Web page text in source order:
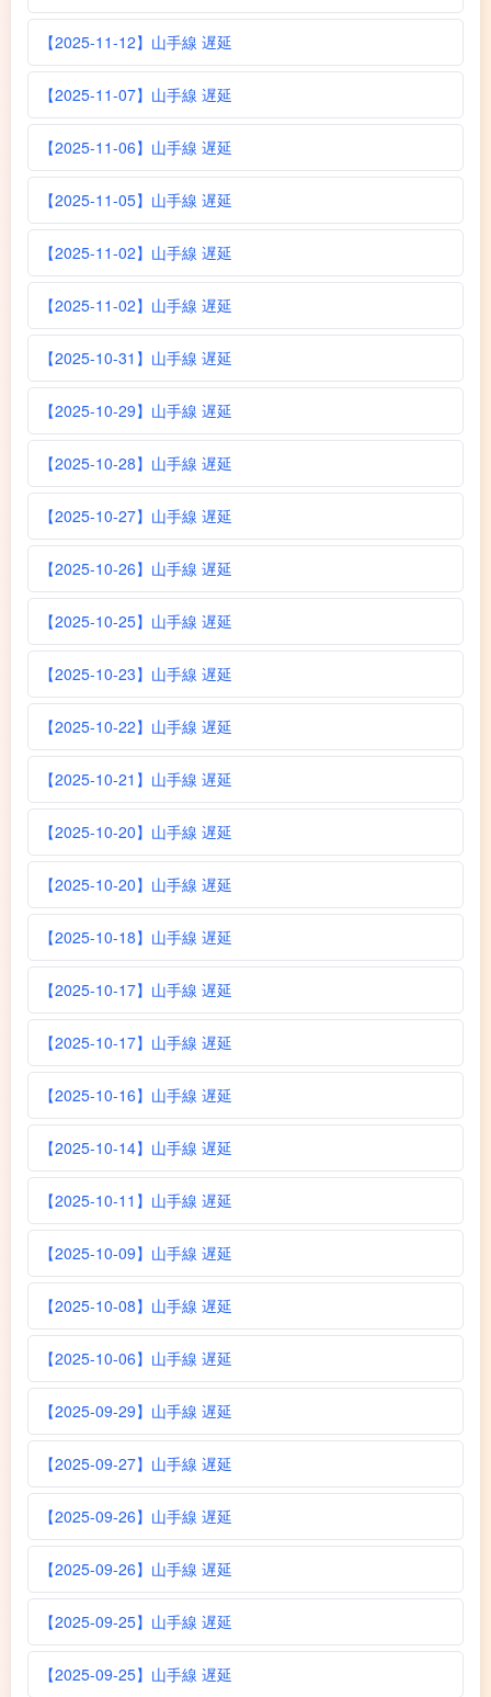
【2025-11-12】山手線 遅延
【2025-11-07】山手線 遅延
【2025-11-06】山手線 遅延
【2025-11-05】山手線 遅延
【2025-11-02】山手線 遅延
【2025-11-02】山手線 遅延
【2025-10-31】山手線 遅延
【2025-10-29】山手線 遅延
【2025-10-28】山手線 遅延
【2025-10-27】山手線 遅延
【2025-10-26】山手線 遅延
【2025-10-25】山手線 遅延
【2025-10-23】山手線 遅延
【2025-10-22】山手線 遅延
【2025-10-21】山手線 遅延
【2025-10-20】山手線 遅延
【2025-10-20】山手線 遅延
【2025-10-18】山手線 遅延
【2025-10-17】山手線 遅延
【2025-10-17】山手線 遅延
【2025-10-16】山手線 遅延
【2025-10-14】山手線 遅延
【2025-10-11】山手線 遅延
【2025-10-09】山手線 遅延
【2025-10-08】山手線 遅延
【2025-10-06】山手線 遅延
【2025-09-29】山手線 遅延
【2025-09-27】山手線 遅延
【2025-09-26】山手線 遅延
【2025-09-26】山手線 遅延
【2025-09-25】山手線 遅延
【2025-09-25】山手線 遅延